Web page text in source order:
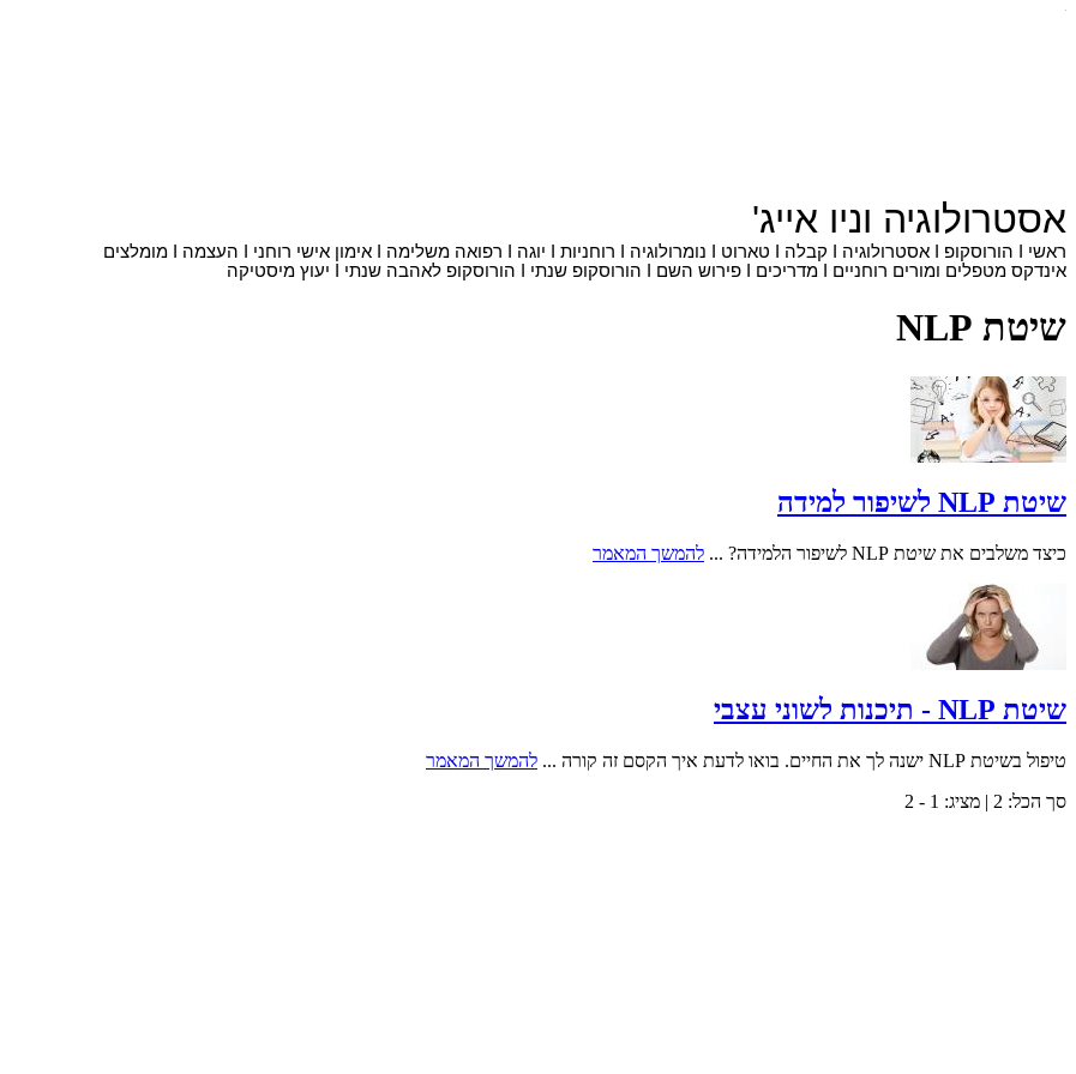
אסטרולוגיה וניו אייג'
ראשי הורוסקופ אסטרולוגיה קבלה טארוט נומרולוגיה רוחניות יוגה רפואה משלימה אימון אישי רוחני העצמה
מומלצים
אינדקס מטפלים ומורים רוחניים
מדריכים פירוש השם הורוסקופ שנתי הורוסקופ לאהבה שנתי יעוץ מיסטיקה
שיטת NLP
שיטת NLP לשיפור למידה
כיצד משלבים את שיטת NLP לשיפור הלמידה? ... להמשך המאמר
שיטת NLP - תיכנות לשוני עצבי
טיפול בשיטת NLP ישנה לך את החיים. בואו לדעת איך הקסם זה קורה ...
להמשך המאמר
סך הכל: 2 | מציג: 1 - 2